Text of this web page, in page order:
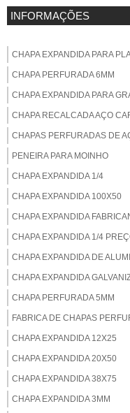
INFORMAÇÕES
CHAPA EXPANDIDA PARA
CHAPA PERFURADA 6MM
CHAPA EXPANDIDA PARA
CHAPA RECALCADA AÇO
CHAPAS PERFURADAS DE
PENEIRA PARA MOINHO
CHAPA EXPANDIDA 1/4
CHAPA EXPANDIDA 100X50
CHAPA EXPANDIDA
CHAPA EXPANDIDA 1/4
CHAPA EXPANDIDA DE
CHAPA EXPANDIDA
CHAPA PERFURADA 5MM
FABRICA DE CHAPAS
CHAPA EXPANDIDA 12X25
CHAPA EXPANDIDA 20X50
CHAPA EXPANDIDA 38X75
CHAPA EXPANDIDA 3MM